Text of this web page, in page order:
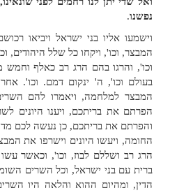
נפשנו.
וישמעו אליו בני ישראל ויביאו
המבצר, וכו', ויקחו כל שלל היהודים,
וכו', והרגו בהם הרג רב כאלף וחמש
בעולם וכו', ה' ינקום דמם. וכו'.
המבצר למלחמה, ויאמרו להם
הפרתם את בריתכם, ויענו היונים
והפרתם את בריתכם, כן נעשה לכם
החומה, ויעשו היונים וישרפו את
הרג רב ושללם לבוז, וכו', וכאשר
ברית עם בני ישראל, וכל השרים
הדין, ומהיום ההוא והלאה היו